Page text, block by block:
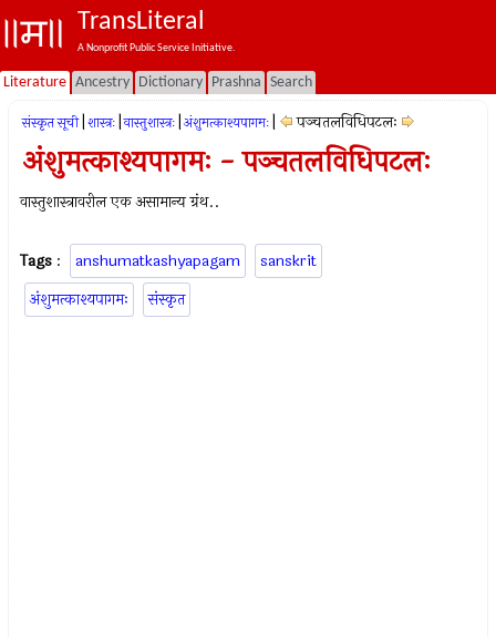
TransLiteral
A Nonprofit Public Service Initiative.
Literature Ancestry Dictionary Prashna Search
संस्कृत सूची शास्त्रः वास्तुशास्त्रः अंशुमत्काश्यपागमः पञ्चतलविधिपटलः
अंशुमत्काश्यपागमः - पञ्चतलविधिपटलः
वास्तुशास्त्रावरील एक असामान्य ग्रंथ..
Tags : anshumatkashyapagam
sanskrit
अंशुमत्काश्यपागमः
संस्कृत